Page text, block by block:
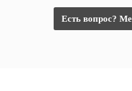
Есть вопрос?